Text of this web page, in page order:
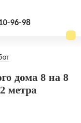
96-98
дома 8 на 8
метра